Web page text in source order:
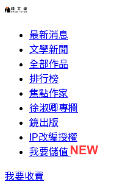
最新消息
文學新聞
全部作品
排行榜
焦點作家
徐淑卿專欄
鏡出版
IP改編授權
我要儲值
我要收費